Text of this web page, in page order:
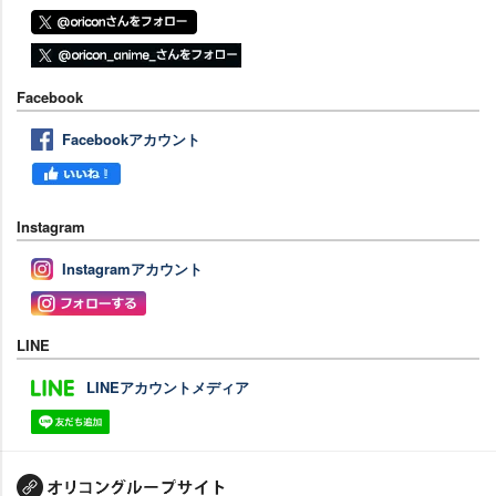
Facebook
Facebookアカウント
Instagram
Instagramアカウント
LINE
LINEアカウントメディア